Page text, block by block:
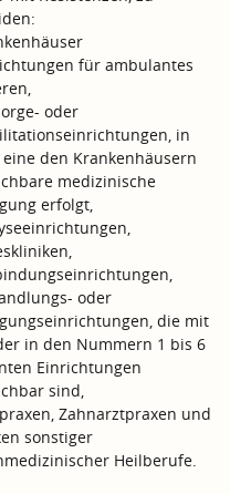
für ambulantes
oder
in
den Krankenhäusern
medizinische
erfolgt,
oder
die mit
in den Nummern 1 bis 6
Einrichtungen
sind,
Zahnarztpraxen und
sonstiger
Heilberufe.